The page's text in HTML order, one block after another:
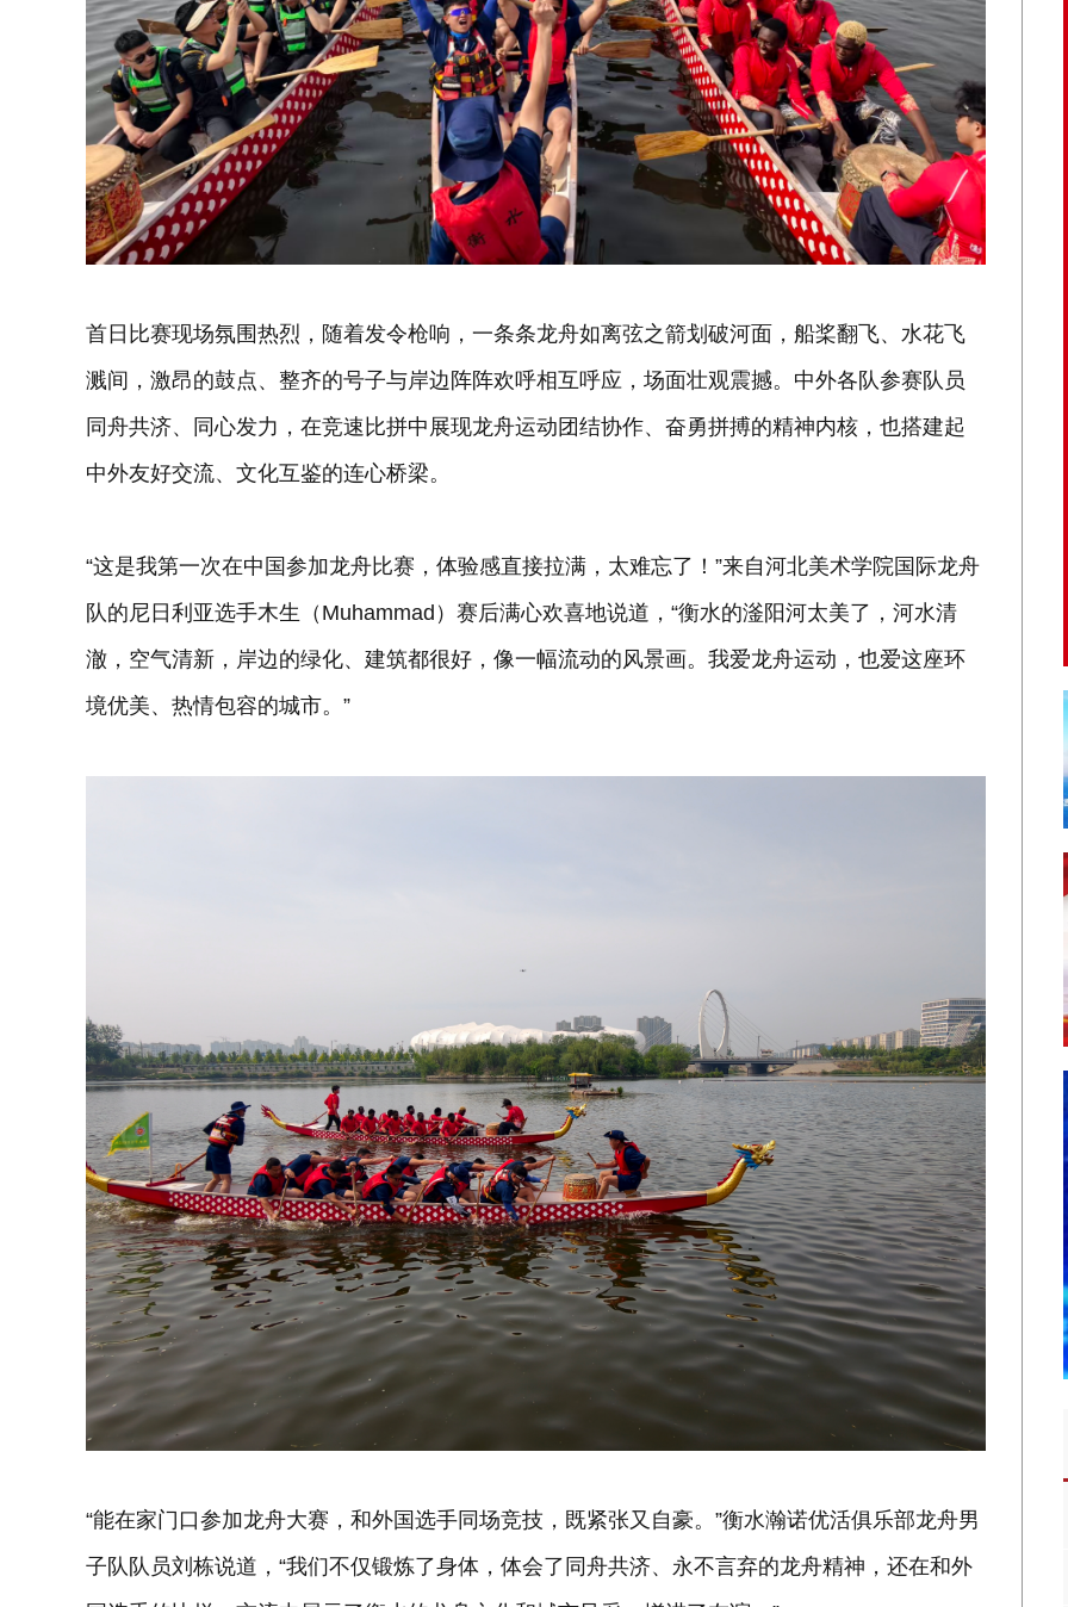
首日比赛现场氛围热烈，随着发令枪响，一条条龙舟如离弦之箭划破河面，船桨翻飞、水花飞
溅间，激昂的鼓点、整齐的号子与岸边阵阵欢呼相互呼应，场面壮观震撼。中外各队参赛队员
同舟共济、同心发力，在竞速比拼中展现龙舟运动团结协作、奋勇拼搏的精神内核，也搭建起
中外友好交流、文化互鉴的连心桥梁。
“这是我第一次在中国参加龙舟比赛，体验感直接拉满，太难忘了！”来自河北美术学院国际龙舟
队的尼日利亚选手木生（Muhammad）赛后满心欢喜地说道，“衡水的滏阳河太美了，河水清
澈，空气清新，岸边的绿化、建筑都很好，像一幅流动的风景画。我爱龙舟运动，也爱这座环
境优美、热情包容的城市。”
“能在家门口参加龙舟大赛，和外国选手同场竞技，既紧张又自豪。”衡水瀚诺优活俱乐部龙舟男
子队队员刘栋说道，“我们不仅锻炼了身体，体会了同舟共济、永不言弃的龙舟精神，还在和外